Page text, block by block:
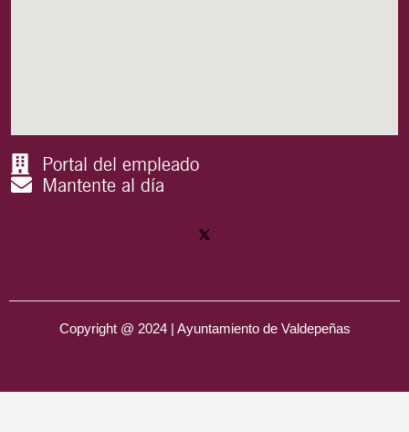
Portal del empleado
Mantente al día
Copyright @ 2024 | Ayuntamiento de Valdepeñas